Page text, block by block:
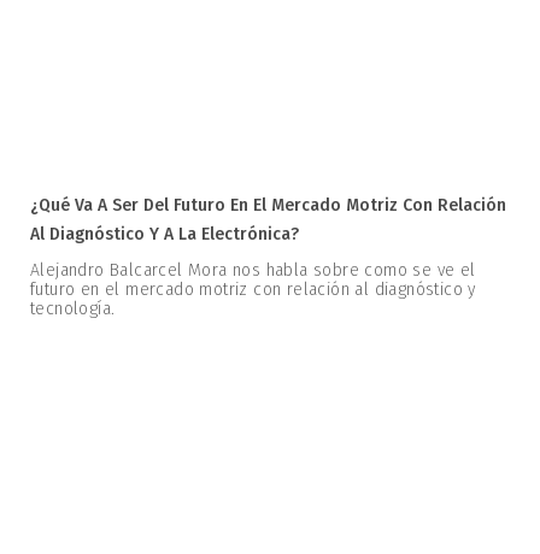
¿Qué Va A Ser Del Futuro En El Mercado Motriz Con Relación
Al Diagnóstico Y A La Electrónica?
Alejandro Balcarcel Mora nos habla sobre como se ve el
futuro en el mercado motriz con relación al diagnóstico y
tecnología.